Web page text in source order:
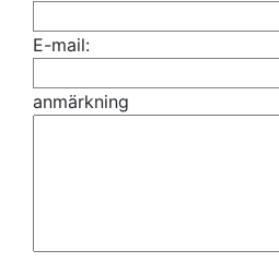
E-mail:
anmärkning